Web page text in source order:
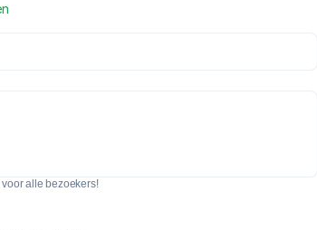
alle bezoekers!